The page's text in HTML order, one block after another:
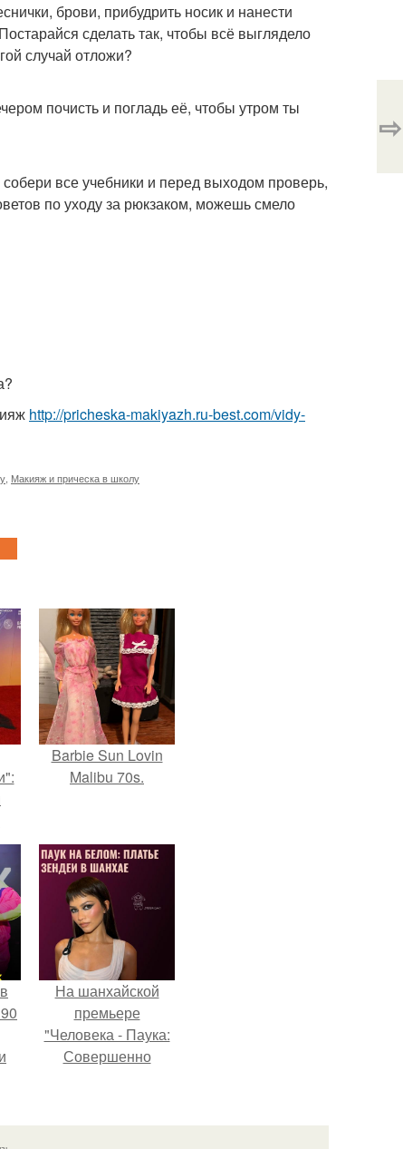
брови, прибудрить носик и нанести
сделать так, чтобы всё выглядело
случай отложи?
почисть и погладь её, чтобы утром ты
все учебники и перед выходом проверь,
по уходу за рюкзаком, можешь смело
http://pricheska-makiyazh.ru-best.com/vidy-
Макияж и прическа в школу
⇨
Barbie Sun Lovin
Malibu 70s.
На шанхайской
премьере
"Человека - Паука:
Совершенно
просто очередной